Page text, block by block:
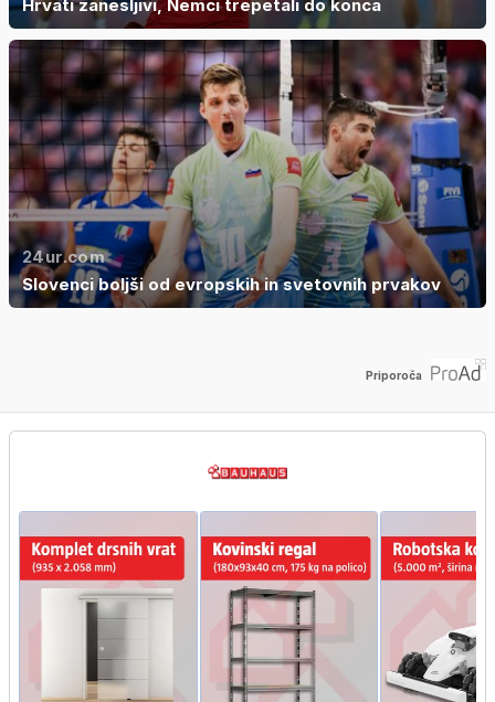
Hrvati zanesljivi, Nemci trepetali do konca
24ur.com
Slovenci boljši od evropskih in svetovnih prvakov
Priporoča